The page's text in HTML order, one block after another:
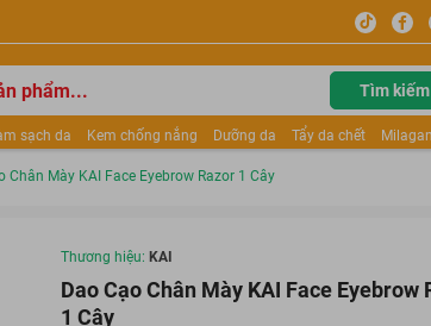
Tìm kiếm
sạch da Kem chống nắng Dưỡng da Tẩy da chết
Qua
Chân Mày KAI Face Eyebrow Razor 1 Cây
Thương hiệu: KAI
Dao Cạo Chân Mày KAI Face Eyebrow
1 Cây